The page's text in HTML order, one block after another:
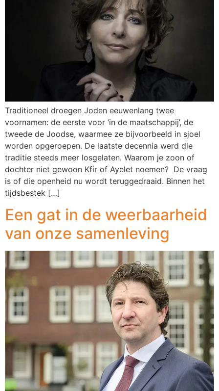
Traditioneel droegen Joden eeuwenlang twee
voornamen: de eerste voor ‘in de maatschappij’, de
tweede de Joodse, waarmee ze bijvoorbeeld in sjoel
worden opgeroepen. De laatste decennia werd die
traditie steeds meer losgelaten. Waarom je zoon of
dochter niet gewoon Kfir of Ayelet noemen? De vraag
is of die openheid nu wordt teruggedraaid. Binnen het
tijdsbestek […]
Een gat in de weerbaarheid
van onze samenleving